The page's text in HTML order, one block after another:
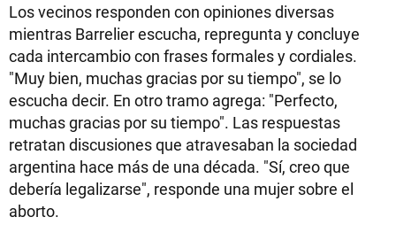
Los vecinos responden con opiniones diversas
mientras Barrelier escucha, repregunta y concluye
cada intercambio con frases formales y cordiales.
"Muy bien, muchas gracias por su tiempo", se lo
escucha decir. En otro tramo agrega: "Perfecto,
muchas gracias por su tiempo". Las respuestas
retratan discusiones que atravesaban la sociedad
argentina hace más de una década. "Sí, creo que
debería legalizarse", responde una mujer sobre el
aborto.